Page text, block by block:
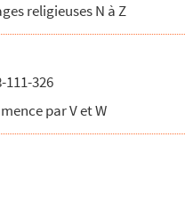
religieuses N à Z
111-326
par V et W